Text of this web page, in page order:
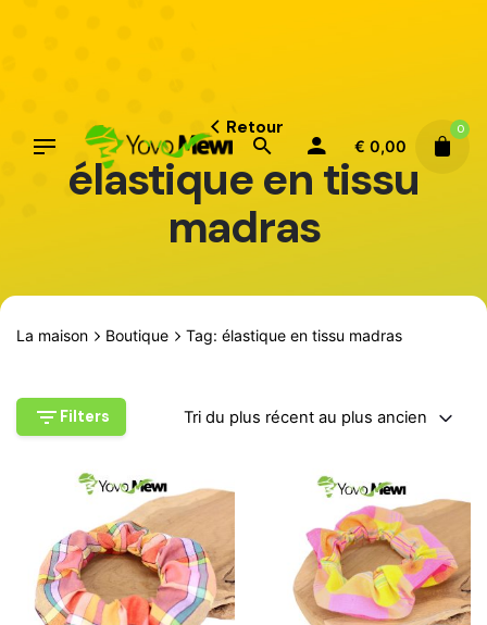
€ 0,00
0
Retour
élastique en tissu
madras
La maison Boutique Tag: élastique en tissu madras
Filters Tri du plus récent au plus ancien